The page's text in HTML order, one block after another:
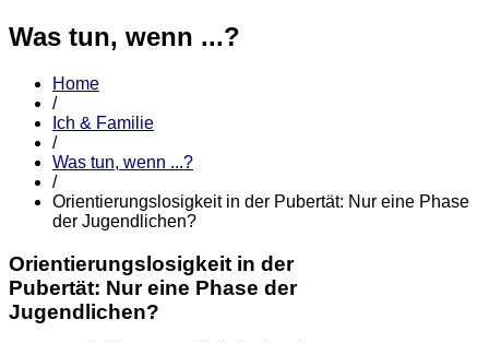
Was tun, wenn ...?
Home
/
Ich & Familie
/
Was tun, wenn ...?
/
Orientierungslosigkeit in der Pubertät: Nur eine Phase
der Jugendlichen?
Orientierungslosigkeit in der
Pubertät: Nur eine Phase der
Jugendlichen?